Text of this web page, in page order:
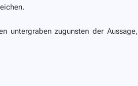
untergraben zugunsten der Aussage,